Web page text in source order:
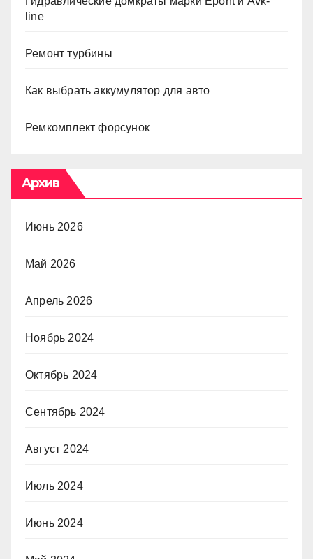
line
Ремонт турбины
Как выбрать аккумулятор для авто
Ремкомплект форсунок
Архив
Июнь 2026
Май 2026
Апрель 2026
Ноябрь 2024
Октябрь 2024
Сентябрь 2024
Август 2024
Июль 2024
Июнь 2024